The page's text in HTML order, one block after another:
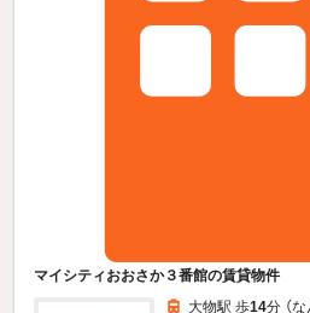
マイシティおおさか３番館の賃貸物件
大物駅 歩14分 （